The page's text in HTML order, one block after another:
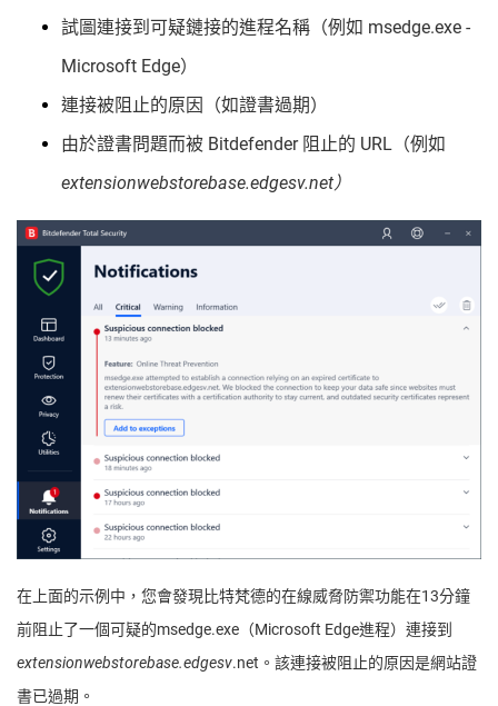
試圖連接到可疑鏈接的進程名稱（例如 msedge.exe -
Microsoft Edge）
連接被阻止的原因（如證書過期）
由於證書問題而被 Bitdefender 阻止的 URL（例如
extensionwebstorebase.edgesv.net）
在上面的示例中，您會發現比特梵德的在線威脅防禦功能在13分鐘
前阻止了一個可疑的msedge.exe（Microsoft Edge進程）連接到
extensionwebstorebase.edgesv.net。該連接被阻止的原因是網站證
書已過期。